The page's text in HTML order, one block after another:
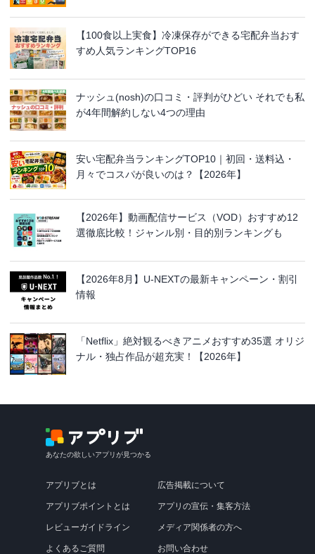
【100食以上実食】冷凍保存ができる宅配弁当おす
すめ人気ランキングTOP16
ナッシュ(nosh)の口コミ・評判がひどい それでも私
が4年間解約しない4つの理由
安い宅配弁当ランキングTOP10｜初回・送料込・
月々でコスパが良いのは？【2026年】
【2026年】動画配信サービス（VOD）おすすめ12
選徹底比較！ジャンル別・目的別ランキングも
【2026年8月】U-NEXTの最新キャンペーン・割引
情報
「Netflix」絶対観るべきアニメおすすめ35選 オリジ
ナル・独占作品が超充実！【2026年】
あなたの欲しいアプリが見つかる
アプリブとは
アプリブポイントとは
レビューガイドライン
よくあるご質問
広告掲載について
アプリの宣伝・集客方法
メディア関係者の方へ
お問い合わせ